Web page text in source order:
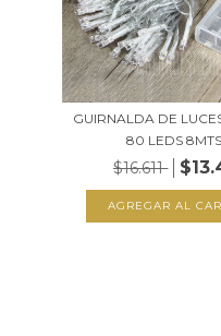
GUIRNALDA DE
80 LEDS
$16.611